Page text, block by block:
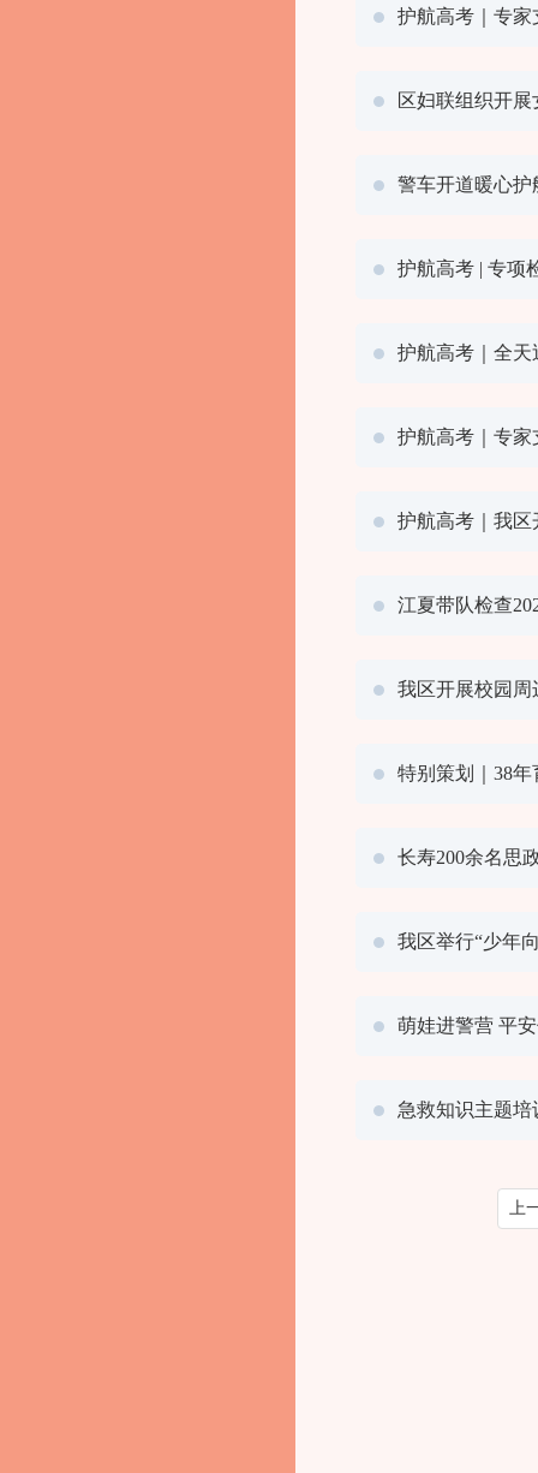
护航高考｜专
区妇联组织开
警车开道暖心护
护航高考 | 专项
护航高考｜全天
护航高考｜专
护航高考｜我
江夏带队检查
我区开展校园
特别策划｜38
长寿200余名思
我区举行“少年
萌娃进警营 平
急救知识主题培
上